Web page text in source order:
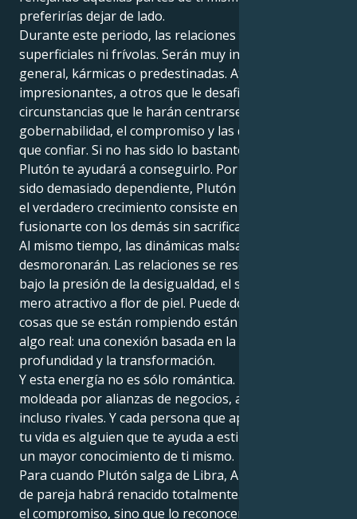
preferirías dejar de lado.
Durante este periodo, las relaciones no serán
superficiales ni frívolas. Serán muy intensas y, por lo
general, kármicas o predestinadas. Atraerá a socios
impresionantes, a otros que le desafiarán y a
circunstancias que le harán centrarse en la
gobernabilidad, el compromiso y las decisiones en las
que confiar. Si no has sido lo bastante independiente,
Plutón te ayudará a conseguirlo. Por último, si has
sido demasiado dependiente, Plutón te enseñará que
el verdadero crecimiento consiste en aprender a
fusionarte con los demás sin sacrificarte.
Al mismo tiempo, las dinámicas malsanas se
desmoronarán. Las relaciones se resquebrajarán
bajo la presión de la desigualdad, el secretismo o el
mero atractivo a flor de piel. Puede doler, pero las
cosas que se están rompiendo están dando paso a
algo real: una conexión basada en la igualdad, la
profundidad y la transformación.
Y esta energía no es sólo romántica. Puede ser
moldeada por alianzas de negocios, amistades o
incluso rivales. Y cada persona que aparece ahora en
tu vida es alguien que te ayuda a estimularte hacia
un mayor conocimiento de ti mismo.
Para cuando Plutón salga de Libra, Aries, tu modelo
de pareja habrá renacido totalmente. Ya no temerás
el compromiso, sino que lo reconocerás como una